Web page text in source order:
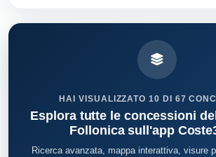
HAI VISUALIZZATO 10 DI 67
Esplora tutte le concessioni
Follonica sull'app
Ricerca avanzata, mappa interattiva, visure